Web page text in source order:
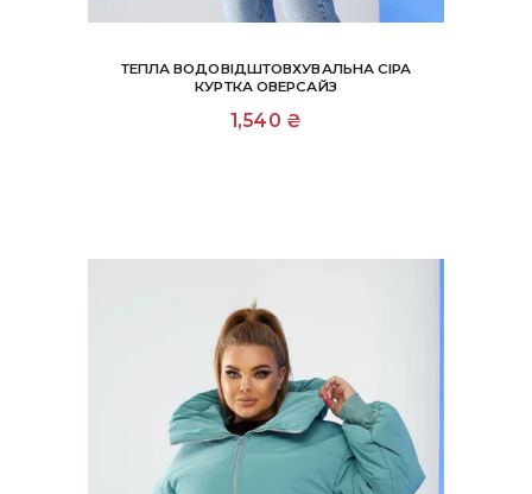
ТЕПЛА ВОДОВІДШТОВХУВАЛЬНА СІРА
КУРТКА ОВЕРСАЙЗ
1,540 ₴